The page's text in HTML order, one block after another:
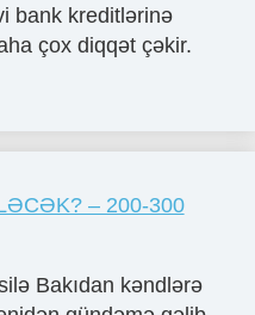
bank kreditlərinə
çox diqqət çəkir.
– 200-300
Bakıdan kəndlərə